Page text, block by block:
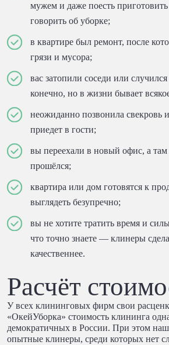
мужем и даже поесть
говорить об уборке;
в квартире был ремонт, после
грязи и мусора;
вас затопили соседи или
конечно, но в жизни бывает
неожиданно позвонила свекровь и
приедет в гости;
вы переехали в новый офис, а
прошёлся;
квартира или дом готовятся к
выглядеть безупречно;
вы не хотите тратить время и
что точно знаете — клинеры
качественнее.
Расчёт
У всех клининговых фирм свои
«ОкейУборка» стоимость клининга
демократичных в России. При этом
опытные клинеры, среди которых нет